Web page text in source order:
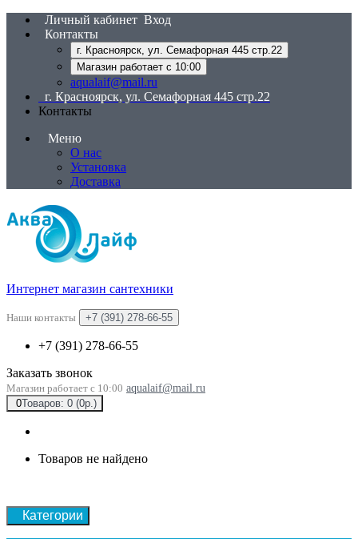
Личный кабинет Вход
Контакты
г. Красноярск, ул. Семафорная 445 стр.22
Магазин работает с 10:00
aqualaif@mail.ru
г. Красноярск, ул. Семафорная 445 стр.22
Контакты
Меню
О нас
Установка
Доставка
Интернет магазин сантехники
Наши контакты +7 (391) 278-66-55
+7 (391) 278-66-55
Заказать звонок
Магазин работает с 10:00 aqualaif@mail.ru
0Товаров: 0 (0р.)
Товаров не найдено
Категории